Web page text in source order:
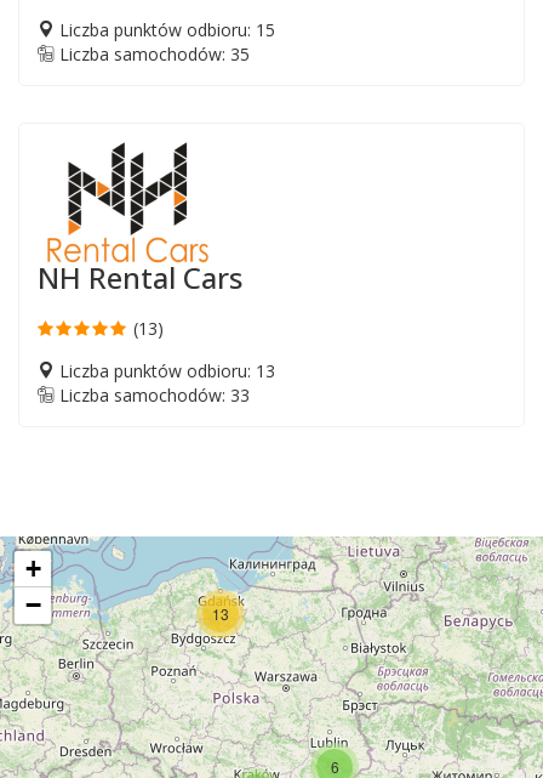
Liczba punktów odbioru: 15
Liczba samochodów: 35
NH Rental Cars
(13)
Liczba punktów odbioru: 13
Liczba samochodów: 33
6
13
+
−